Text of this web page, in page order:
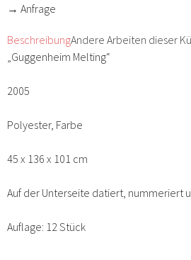
→ Anfrage
BeschreibungAndere Arbeiten dieser
„Guggenheim Melting“
2005
Polyester, Farbe
45 x 136 x 101 cm
Auf der Unterseite datiert, nummeriert
Auflage: 12 Stück